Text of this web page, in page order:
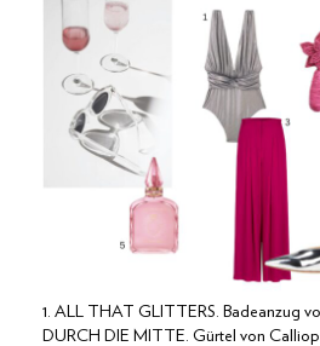
1. ALL THAT GLITTERS. Badeanzug
DURCH DIE MITTE. Gürtel von